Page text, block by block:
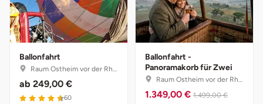
Ballonfahrt
Raum Ostheim vor der Rhön, Bayern
ab 249,00 €
60
Ballonfahrt -
Panoramakorb für Zwei
Raum Ostheim vor der Rhön, Bayern
1.349,00 € 1.499,00 €